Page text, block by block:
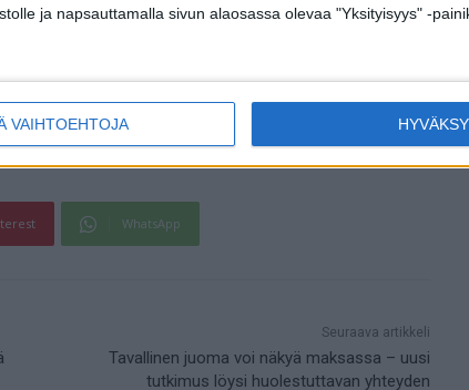
ja napsauttamalla sivun alaosassa olevaa "Yksityisyys" -
VAIHTOEHTOJA
-tiedelehdessä.
WhatsApp
Seuraava artikkeli
Tavallinen juoma voi näkyä maksassa – uusi
tutkimus löysi huolestuttavan yhteyden